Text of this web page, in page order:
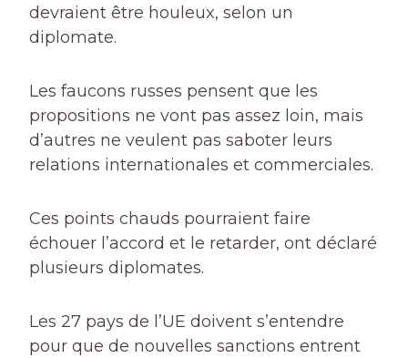
devraient être houleux, selon un
diplomate.
Les faucons russes pensent que les
propositions ne vont pas assez loin, mais
d’autres ne veulent pas saboter leurs
relations internationales et commerciales.
Ces points chauds pourraient faire
échouer l’accord et le retarder, ont déclaré
plusieurs diplomates.
Les 27 pays de l’UE doivent s’entendre
pour que de nouvelles sanctions entrent